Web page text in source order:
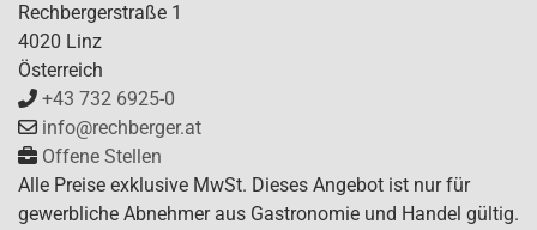
Rechbergerstraße 1
4020 Linz
Österreich
+43 732 6925-0
info@rechberger.at
Offene Stellen
Alle Preise exklusive MwSt. Dieses Angebot ist nur für
gewerbliche Abnehmer aus Gastronomie und Handel gültig.